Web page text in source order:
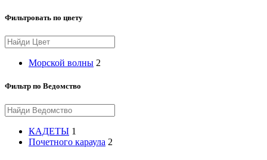
Фильтровать по цвету
Морской волны 2
Фильтр по Ведомство
КАДЕТЫ 1
Почетного караула 2